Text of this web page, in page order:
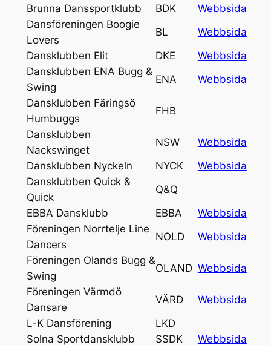
Brunna Danssportklubb
BDK
Webbsida
Dansföreningen Boogie
Lovers
BL
Webbsida
Dansklubben Elit
DKE
Webbsida
Dansklubben ENA Bugg &
Swing
ENA
Webbsida
Dansklubben Färingsö
Humbuggs
FHB
Dansklubben
Nackswinget
NSW
Webbsida
Dansklubben Nyckeln
NYCK
Webbsida
Dansklubben Quick &
Quick
Q&Q
EBBA Dansklubb
EBBA
Webbsida
Föreningen Norrtelje Line
Dancers
NOLD
Webbsida
Föreningen Olands Bugg &
Swing
OLAND Webbsida
Föreningen Värmdö
Dansare
VÄRD
Webbsida
L-K Dansförening
LKD
Solna Sportdansklubb
SSDK
Webbsida